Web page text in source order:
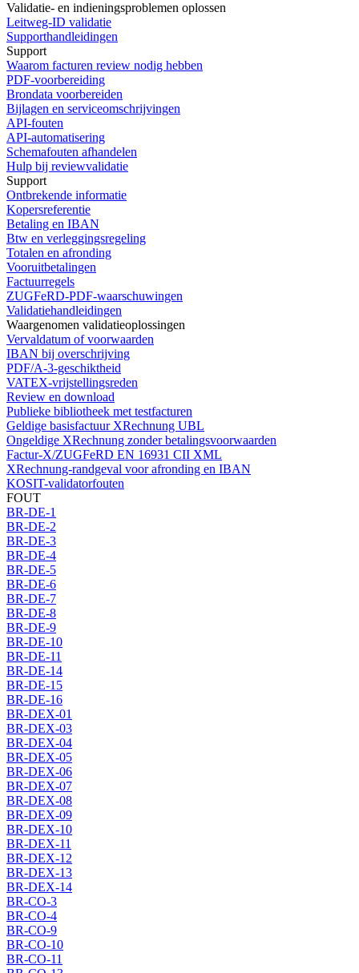
Validatie- en indieningsproblemen oplossen
Leitweg-ID validatie
Supporthandleidingen
Support
Waarom facturen review nodig hebben
PDF-voorbereiding
Brondata voorbereiden
Bijlagen en serviceomschrijvingen
API-fouten
API-automatisering
Schemafouten afhandelen
Hulp bij reviewvalidatie
Support
Ontbrekende informatie
Kopersreferentie
Betaling en IBAN
Btw en verleggingsregeling
Totalen en afronding
Vooruitbetalingen
Factuurregels
ZUGFeRD-PDF-waarschuwingen
Validatiehandleidingen
Waargenomen validatieoplossingen
Vervaldatum of voorwaarden
IBAN bij overschrijving
PDF/A-3-geschiktheid
VATEX-vrijstellingsreden
Review en download
Publieke bibliotheek met testfacturen
Geldige basisfactuur XRechnung UBL
Ongeldige XRechnung zonder betalingsvoorwaarden
Factur-X/ZUGFeRD EN 16931 CII XML
XRechnung-randgeval voor afronding en IBAN
KOSIT-validatorfouten
FOUT
BR-DE-1
BR-DE-2
BR-DE-3
BR-DE-4
BR-DE-5
BR-DE-6
BR-DE-7
BR-DE-8
BR-DE-9
BR-DE-10
BR-DE-11
BR-DE-14
BR-DE-15
BR-DE-16
BR-DEX-01
BR-DEX-03
BR-DEX-04
BR-DEX-05
BR-DEX-06
BR-DEX-07
BR-DEX-08
BR-DEX-09
BR-DEX-10
BR-DEX-11
BR-DEX-12
BR-DEX-13
BR-DEX-14
BR-CO-3
BR-CO-4
BR-CO-9
BR-CO-10
BR-CO-11